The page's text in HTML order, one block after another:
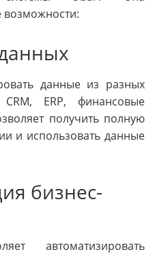
возможности:
данные из разных
ERP, финансовые
получить полную
и использовать данные
бизнес-
автоматизировать